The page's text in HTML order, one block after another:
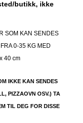
butikk, ikke
SOM KAN SENDES
0-35 KG MED
40 cm
IKKE KAN SENDES
PIZZAOVN OSV.) TA
TIL DEG FOR DISSE